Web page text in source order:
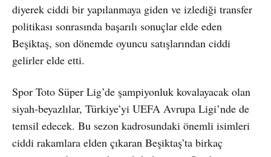
diyerek ciddi bir yapılanmaya giden ve izlediği transfer
politikası sonrasında başarılı sonuçlar elde eden
Beşiktaş, son dönemde oyuncu satışlarından ciddi
gelirler elde etti.
Spor Toto Süper Lig’de şampiyonluk kovalayacak olan
siyah-beyazlılar, Türkiye’yi UEFA Avrupa Ligi’nde de
temsil edecek. Bu sezon kadrosundaki önemli isimleri
ciddi rakamlara elden çıkaran Beşiktaş’ta birkaç